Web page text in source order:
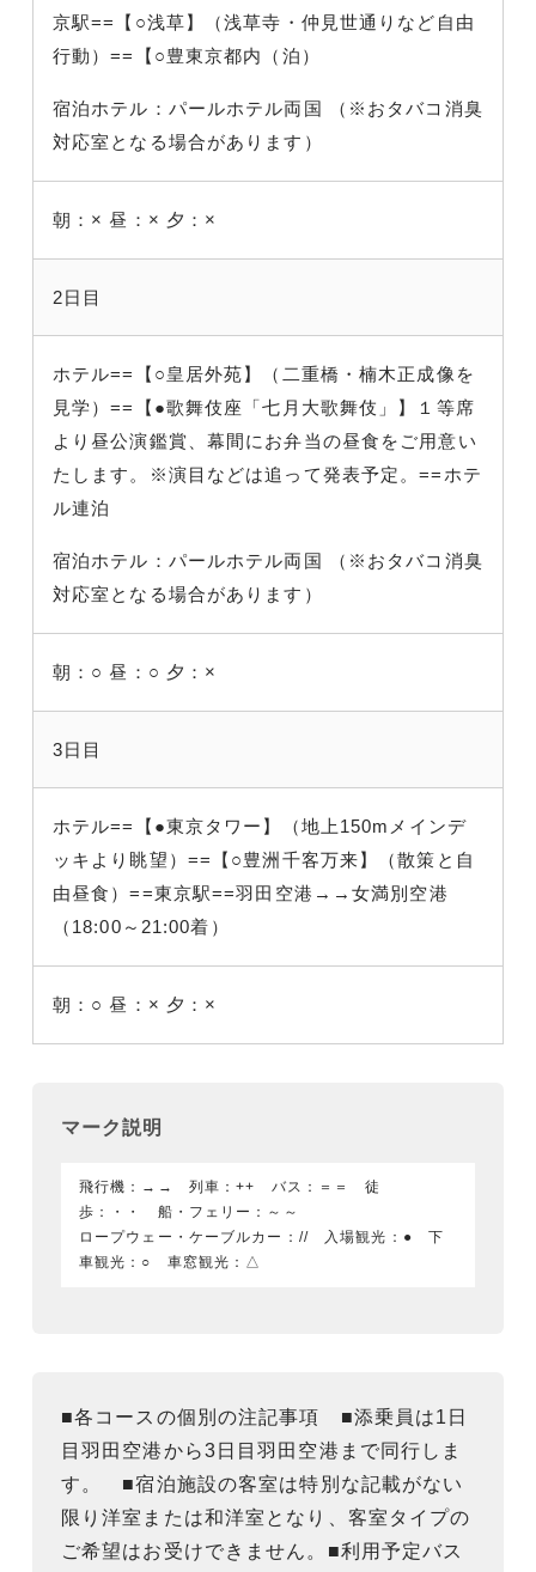
京駅==【○浅草】（浅草寺・仲見世通りなど自由
行動）==【○豊東京都内（泊）
宿泊ホテル：パールホテル両国 （※おタバコ消臭
対応室となる場合があります）
朝：× 昼：× 夕：×
2日目
ホテル==【○皇居外苑】（二重橋・楠木正成像を
見学）==【●歌舞伎座「七月大歌舞伎」】１等席
より昼公演鑑賞、幕間にお弁当の昼食をご用意い
たします。※演目などは追って発表予定。==ホテ
ル連泊
宿泊ホテル：パールホテル両国 （※おタバコ消臭
対応室となる場合があります）
朝：○ 昼：○ 夕：×
3日目
ホテル==【●東京タワー】（地上150mメインデ
ッキより眺望）==【○豊洲千客万来】（散策と自
由昼食）==東京駅==羽田空港→→女満別空港
（18:00～21:00着）
朝：○ 昼：× 夕：×
マーク説明
飛行機：→→ 列車：++ バス：＝＝ 徒
歩：・・ 船・フェリー：～～
ロープウェー・ケーブルカー：// 入場観光：● 下
車観光：○ 車窓観光：△
■各コースの個別の注記事項 ■添乗員は1日
目羽田空港から3日目羽田空港まで同行しま
す。 ■宿泊施設の客室は特別な記載がない
限り洋室または和洋室となり、客室タイプの
ご希望はお受けできません。■利用予定バス